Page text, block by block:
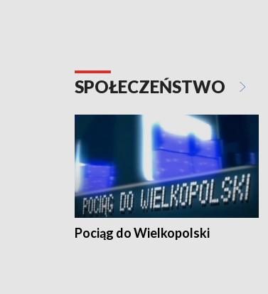
SPOŁECZEŃSTWO
Pociąg do Wielkopolski